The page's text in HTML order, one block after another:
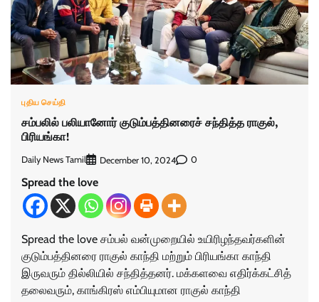
புதிய செய்தி
சம்பலில் பலியானோர் குடும்பத்தினரைச் சந்தித்த ராகுல்,
பிரியங்கா!
Daily News Tamil December 10, 2024 0
Spread the love
Spread the love சம்பல் வன்முறையில் உயிரிழந்தவர்களின்
குடும்பத்தினரை ராகுல் காந்தி மற்றும் பிரியங்கா காந்தி
இருவரும் தில்லியில் சந்தித்தனர். மக்களவை எதிர்க்கட்சித்
தலைவரும், காங்கிரஸ் எம்பியுமான ராகுல் காந்தி